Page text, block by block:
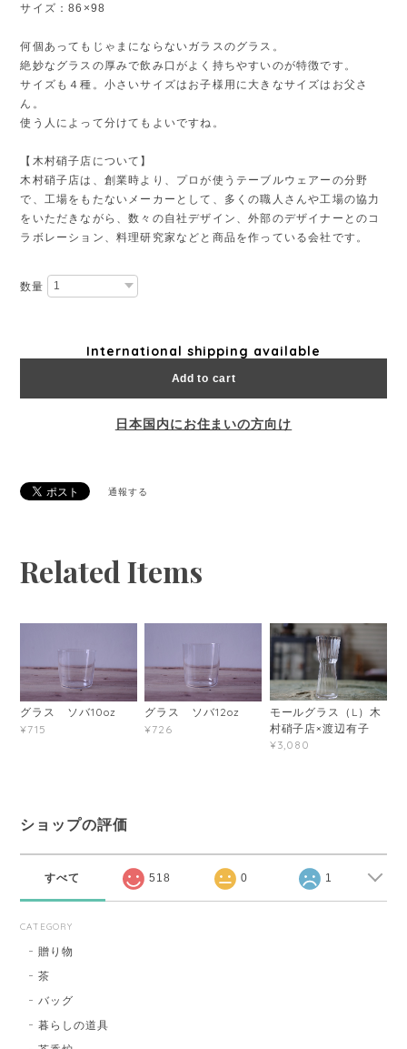
サイズ：86×98
何個あってもじゃまにならないガラスのグラス。
絶妙なグラスの厚みで飲み口がよく持ちやすいのが特徴です。
サイズも４種。小さいサイズはお子様用に大きなサイズはお父さ
ん。
使う人によって分けてもよいですね。
【木村硝子店について】
木村硝子店は、創業時より、プロが使うテーブルウェアーの分野
で、工場をもたないメーカーとして、多くの職人さんや工場の協力
をいただきながら、数々の自社デザイン、外部のデザイナーとのコ
ラボレーション、料理研究家などと商品を作っている会社です。
数量
International shipping available
Add to cart
日本国内にお住まいの方向け
通報する
Related Items
グラス ソバ10oz
¥715
グラス ソバ12oz
¥726
モールグラス（L）木
村硝子店×渡辺有子
¥3,080
ショップの評価
すべて 518 0 1
CATEGORY
贈り物
茶
バッグ
暮らしの道具